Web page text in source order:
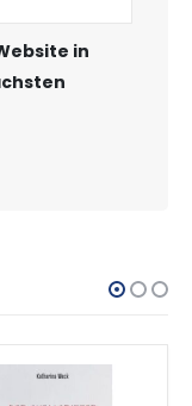
in